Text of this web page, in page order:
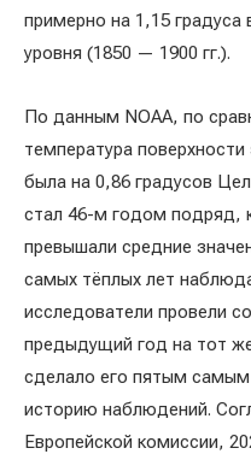
примерно на 1,15
уровня (1850 — 1900 гг.).
По данным NOAA, по
температура
была на 0,86 градусов
стал 46-м годом подряд,
превышали средние
самых тёплых лет
исследователи провели
предыдущий год на тот
сделало его пятым
историю наблюдений.
Европейской комиссии,